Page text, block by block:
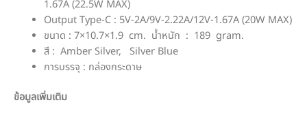
1.67A (22.5W MAX)
Output Type-C : 5V-2A/9V-2.22A/12V-1.67A (20W MAX)
ขนาด : 7×10.7×1.9 cm. น้ำหนัก : 189 gram.
สี : Amber Silver, Silver Blue
การบรรจุ : กล่องกระดาษ
ข้อมูลเพิ่มเติม